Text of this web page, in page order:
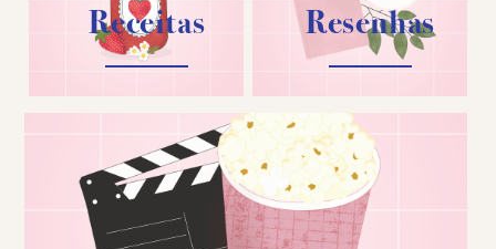
Receitas Resenhas